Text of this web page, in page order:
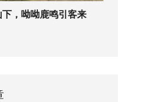
下，呦呦鹿鸣引客来